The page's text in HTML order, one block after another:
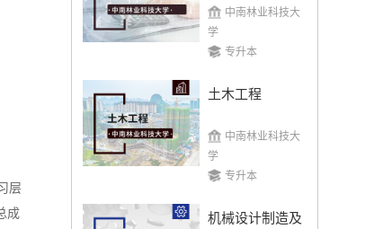
层
成
中南林业科技大
学
专升本
土木工程
中南林业科技大
学
专升本
机械设计制造及